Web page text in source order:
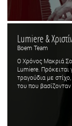
Lumiere &
Boem Team
Ο Χρόνος Μακριά
Lumiere.
τραγούδια με
του που βασίζονταν